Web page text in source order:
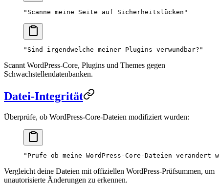
"Scanne meine Seite auf Sicherheitslücken"
"Sind irgendwelche meiner Plugins verwundbar?"
Scannt WordPress-Core, Plugins und Themes gegen
Schwachstellendatenbanken.
Datei-Integrität
Überprüfe, ob WordPress-Core-Dateien modifiziert wurden:
"Prüfe ob meine WordPress-Core-Dateien verändert
Vergleicht deine Dateien mit offiziellen WordPress-Prüfsummen, um
unautorisierte Änderungen zu erkennen.